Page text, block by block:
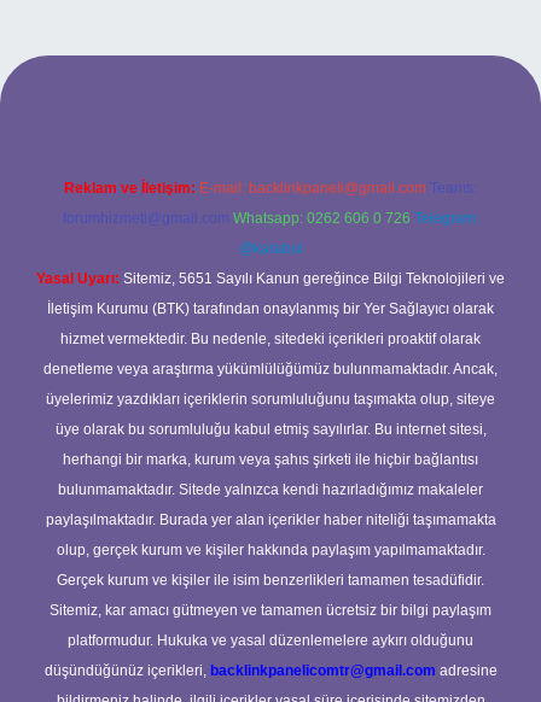
Reklam ve İletişim: E-mail: backlinkpaneli@gmail.com Teams:
forumhizmeti@gmail.com Whatsapp: 0262 606 0 726 Telegram:
@karabul
Yasal Uyarı: Sitemiz, 5651 Sayılı Kanun gereğince Bilgi Teknolojileri ve
İletişim Kurumu (BTK) tarafından onaylanmış bir Yer Sağlayıcı olarak
hizmet vermektedir. Bu nedenle, sitedeki içerikleri proaktif olarak
denetleme veya araştırma yükümlülüğümüz bulunmamaktadır. Ancak,
üyelerimiz yazdıkları içeriklerin sorumluluğunu taşımakta olup, siteye
üye olarak bu sorumluluğu kabul etmiş sayılırlar. Bu internet sitesi,
herhangi bir marka, kurum veya şahıs şirketi ile hiçbir bağlantısı
bulunmamaktadır. Sitede yalnızca kendi hazırladığımız makaleler
paylaşılmaktadır. Burada yer alan içerikler haber niteliği taşımamakta
olup, gerçek kurum ve kişiler hakkında paylaşım yapılmamaktadır.
Gerçek kurum ve kişiler ile isim benzerlikleri tamamen tesadüfidir.
Sitemiz, kar amacı gütmeyen ve tamamen ücretsiz bir bilgi paylaşım
platformudur. Hukuka ve yasal düzenlemelere aykırı olduğunu
düşündüğünüz içerikleri, backlinkpanelicomtr@gmail.com adresine